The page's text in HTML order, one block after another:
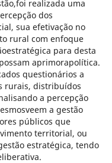
realizada uma
dos
sua efetivação no
rural com enfoque
para desta
aprimorapolítica.
questionários a
rurais, distribuídos
a percepção
a gestão
públicos que
territorial, ou
estratégica, tendo